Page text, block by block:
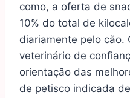
como, a oferta de
10% do total de
diariamente pelo cão.
veterinário de
orientação das
de petisco indicada